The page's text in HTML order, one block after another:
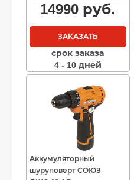
14990 руб.
ЗАКАЗАТЬ
срок заказа
4 - 10 дней
Аккумуляторный
шуруповерт СОЮЗ